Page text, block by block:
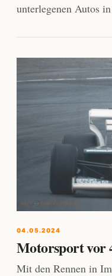
unterlegenen Autos
04.05.2024
Motorsport vor
Mit den Rennen in